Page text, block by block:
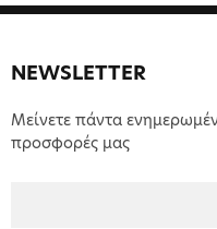
NEWSLETTER
Μείνετε πάντα
προσφορές μας